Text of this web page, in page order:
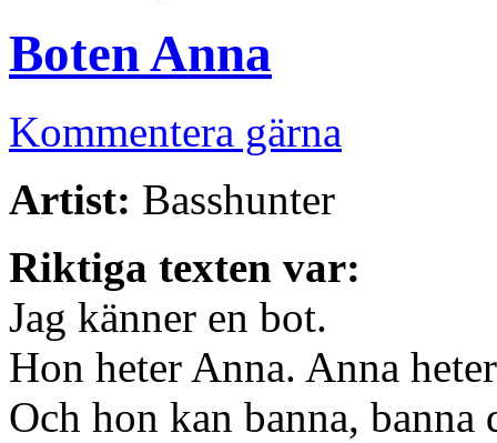
Boten Anna
Kommentera gärna
Artist: Basshunter
Riktiga texten var:
Jag känner en bot.
Hon heter Anna. Anna
Och hon kan banna, banna